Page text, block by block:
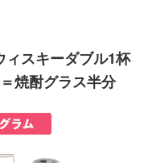
ィスキーダブル1杯
焼酎グラス半分